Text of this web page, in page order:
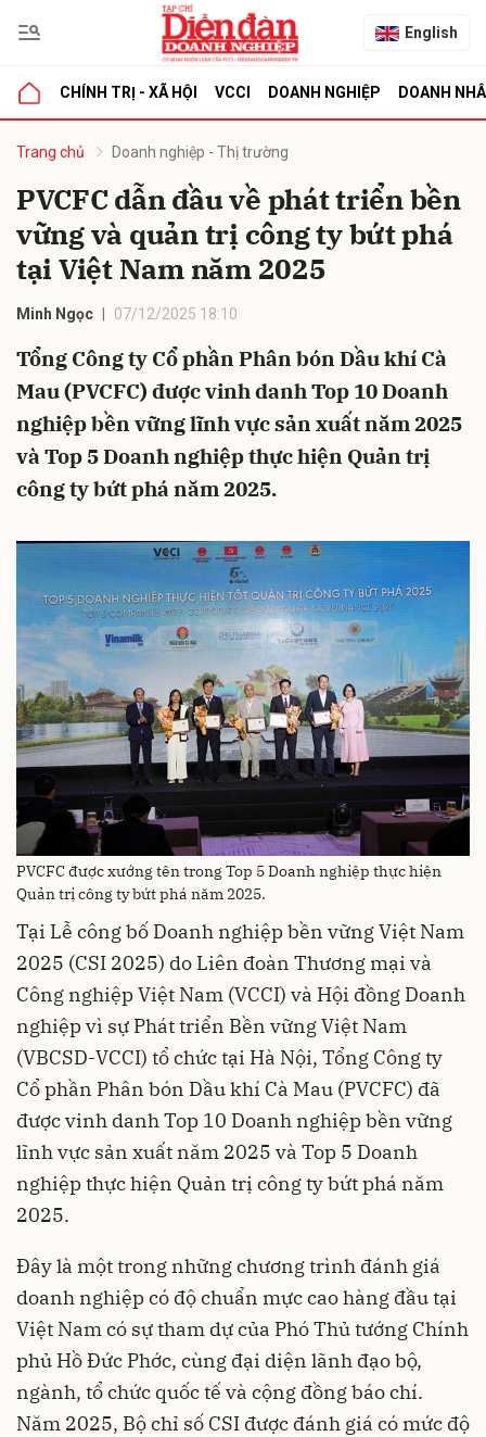
English
CHÍNH TRỊ - XÃ HỘI VCCI DOANH NGHIỆP DOANH
Trang chủ Doanh nghiệp - Thị trường
PVCFC dẫn đầu về phát triển bền
vững và quản trị công ty bứt phá
tại Việt Nam năm 2025
Minh Ngọc 07/12/2025 18:10
Tổng Công ty Cổ phần Phân bón Dầu khí Cà
Mau (PVCFC) được vinh danh Top 10 Doanh
nghiệp bền vững lĩnh vực sản xuất năm 2025
và Top 5 Doanh nghiệp thực hiện Quản trị
công ty bứt phá năm 2025.
PVCFC được xướng tên trong Top 5 Doanh nghiệp thực hiện
Quản trị công ty bứt phá năm 2025.
Tại Lễ công bố Doanh nghiệp bền vững Việt Nam
2025 (CSI 2025) do Liên đoàn Thương mại và
Công nghiệp Việt Nam (VCCI) và Hội đồng Doanh
nghiệp vì sự Phát triển Bền vững Việt Nam
(VBCSD-VCCI) tổ chức tại Hà Nội, Tổng Công ty
Cổ phần Phân bón Dầu khí Cà Mau (PVCFC) đã
được vinh danh Top 10 Doanh nghiệp bền vững
lĩnh vực sản xuất năm 2025 và Top 5 Doanh
nghiệp thực hiện Quản trị công ty bứt phá năm
2025.
Đây là một trong những chương trình đánh giá
doanh nghiệp có độ chuẩn mực cao hàng đầu tại
Việt Nam có sự tham dự của Phó Thủ tướng Chính
phủ Hồ Đức Phớc, cùng đại diện lãnh đạo bộ,
ngành, tổ chức quốc tế và cộng đồng báo chí.
Năm 2025, Bộ chỉ số CSI được đánh giá có mức độ
luận
Hủy